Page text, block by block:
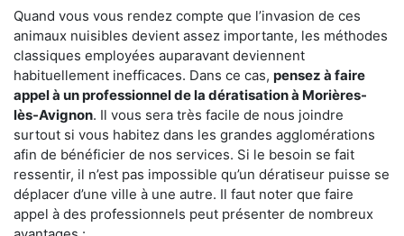
Quand vous vous rendez compte que l’invasion de ces
animaux nuisibles devient assez importante, les méthodes
classiques employées auparavant deviennent
habituellement inefficaces. Dans ce cas, pensez à faire
appel à un professionnel de la dératisation à Morières-
lès-Avignon. Il vous sera très facile de nous joindre
surtout si vous habitez dans les grandes agglomérations
afin de bénéficier de nos services. Si le besoin se fait
ressentir, il n’est pas impossible qu’un dératiseur puisse se
déplacer d’une ville à une autre. Il faut noter que faire
appel à des professionnels peut présenter de nombreux